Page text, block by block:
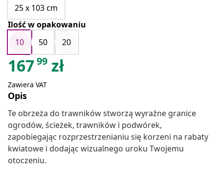
25 x 103 cm
Ilość w opakowaniu
10
50 20
16799 zł
Zawiera VAT
Opis
Te obrzeża do trawników stworzą wyraźne granice
ogrodów, ścieżek, trawników i podwórek,
zapobiegając rozprzestrzenianiu się korzeni na rabaty
kwiatowe i dodając wizualnego uroku Twojemu
otoczeniu.